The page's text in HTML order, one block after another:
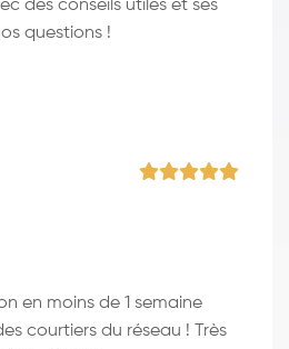
des conseils utiles et ses
questions !
en moins de 1 semaine
courtiers du réseau ! Très